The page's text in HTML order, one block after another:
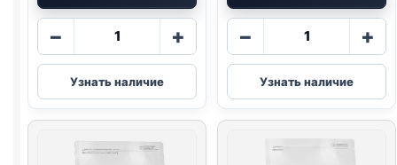
−
Количество
Royal
Canin
сух.
весовой
+
Узнать наличие
−
Количество
Royal
Canin
сух.
весовой
+
Узнать наличие